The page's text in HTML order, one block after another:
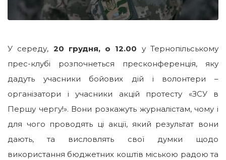
У середу, 20 грудня, о 12.00 у Тернопільському
прес-клубі розпочнеться пресконференція, яку
дадуть учасники бойових дій і волонтери –
організатори і учасники акцій протесту «ЗСУ в
Першу чергу!». Вони розкажуть журналістам, чому і
для чого проводять ці акції, який результат вони
дають, та висловлять свої думки щодо
використання бюджетних коштів міською радою та